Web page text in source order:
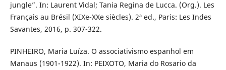
jungle”. In: Laurent Vidal; Tania Regina de Lucca. (Org.). Les
Français au Brésil (XIXe-XXe siècles). 2ª ed., Paris: Les Indes
Savantes, 2016, p. 307-322.
PINHEIRO, Maria Luíza. O associativismo espanhol em
Manaus (1901-1922). In: PEIXOTO, Maria do Rosario da